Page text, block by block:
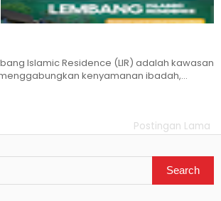
kenyamanan ibadah,
Postingan Lama